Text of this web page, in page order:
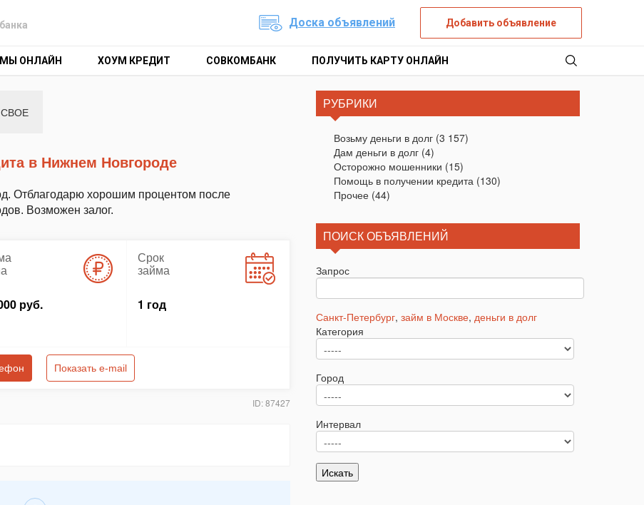
Доска объявлений Добавить объявление
ОНЛАЙН ХОУМ КРЕДИТ СОВКОМБАНК ПОЛУЧИТЬ КАРТУ ОНЛАЙН
в Нижнем Новгороде
Отблагодарю хорошим процентом после
Возможен залог.
руб.
Срок
займа
1 год
Показать e-mail
ID: 87427
РУБРИКИ
Возьму деньги в долг(3 157)
Дам деньги в долг(4)
Осторожно мошенники (15)
Помощь в получении кредита(130)
Прочее(44)
ПОИСК ОБЪЯВЛЕНИЙ
Запрос
Санкт-Петербург, займ в Москве, деньги в долг
Категория
Город
Интервал